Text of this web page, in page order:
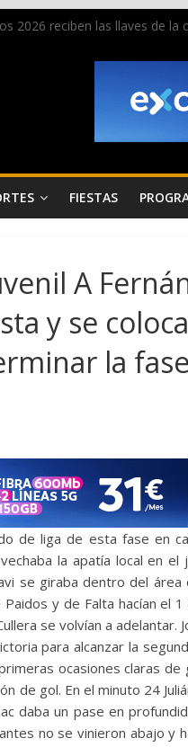
2026 reciben las llaves de la
Arxiu de Dénia más de
de ambiente la calle
de Dénia reunirá durante
FIESTAS
A
y se
la
de liga de esta fase en
la apatía local en
se giraba dentro del
y de Falta hacían el
se volvían a adelantar.
para alcanzar la
ocasiones claras
de gol. En el minuto 24
daba un pase en
no se vinieron abajo y